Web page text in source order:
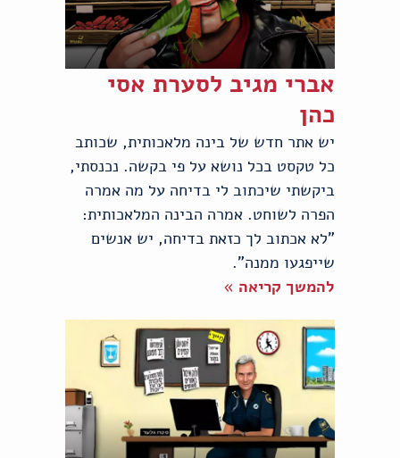
אברי מגיב לסערת אסי
כהן
יש אתר חדש של בינה מלאכותית, שכותב
כל טקסט בכל נושא על פי בקשה. נכנסתי,
ביקשתי שיכתוב לי בדיחה על מה אמרה
הפרה לשוחט. אמרה הבינה המלאכותית:
"לא אכתוב לך כזאת בדיחה, יש אנשים
שייפגעו ממנה".
להמשך קריאה »